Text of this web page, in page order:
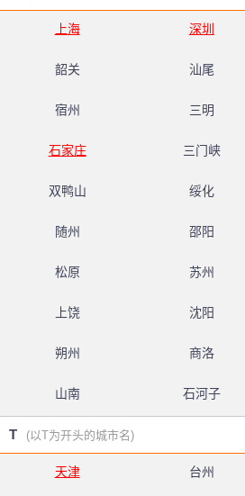
上海 深圳
韶关 汕尾
宿州 三明
石家庄 三门峡
双鸭山 绥化
随州 邵阳
松原 苏州
上饶 沈阳
朔州 商洛
山南 石河子
T (以T为开头的城市名)
天津 台州